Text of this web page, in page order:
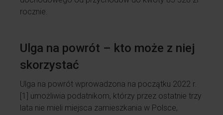
rocznie.
Ulga na powrót – kto może z niej
skorzystać
Ulga na powrót wprowadzona na początku 2022 r.
[1] umożliwia podatnikom, którzy przez ostatnie trzy
lata nie mieli miejsca zamieszkania w Polsce,